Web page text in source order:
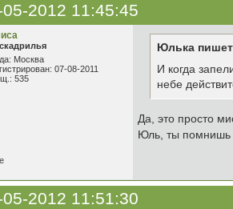
05-2012 11:45:45
Москва
07-08-2011
535
Юлька
И когда
небе
Да, это просто
Юль, ты
05-2012 11:51:30